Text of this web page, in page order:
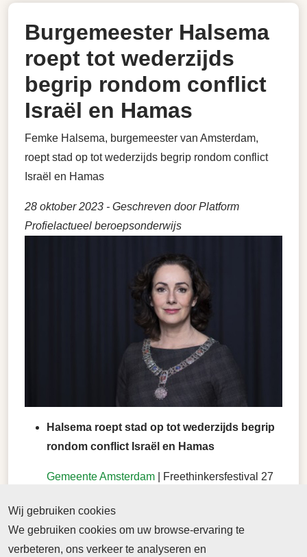
Burgemeester Halsema
roept tot wederzijds
begrip rondom conflict
Israël en Hamas
Femke Halsema, burgemeester van Amsterdam,
roept stad op tot wederzijds begrip rondom conflict
Israël en Hamas
28 oktober 2023 - Geschreven door Platform
Profielactueel beroepsonderwijs
Halsema roept stad op tot wederzijds begrip
rondom conflict Israël en Hamas
Gemeente Amsterdam | Freethinkersfestival 27
In haar openingsspeech van het
Vrijdenkersfestival in De Balie op 27 oktober jl,
Wij gebruiken cookies
We gebruiken cookies om uw browse-ervaring te
verbeteren, ons verkeer te analyseren en